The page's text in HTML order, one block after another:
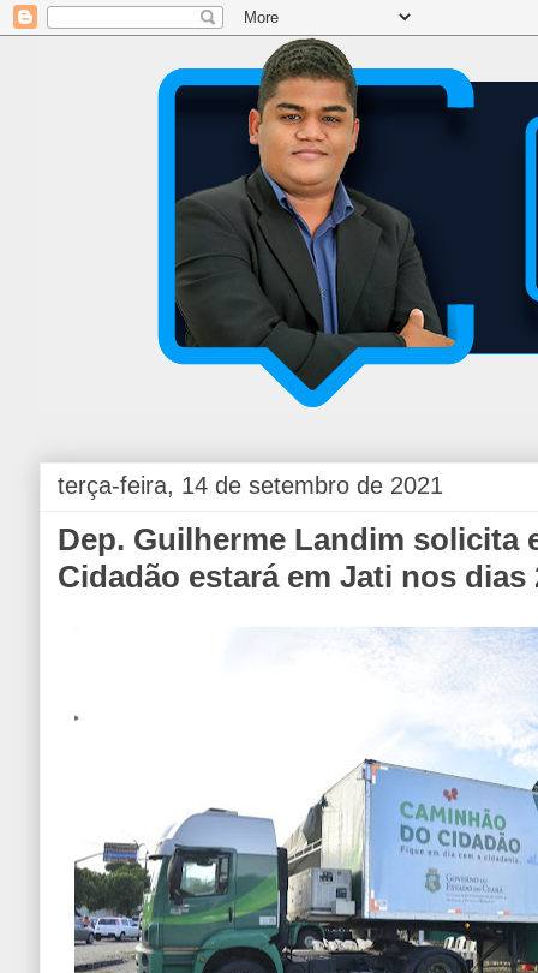
terça-feira, 14 de setembro de 2021
Dep. Guilherme Landim solicita
Cidadão estará em Jati nos dias